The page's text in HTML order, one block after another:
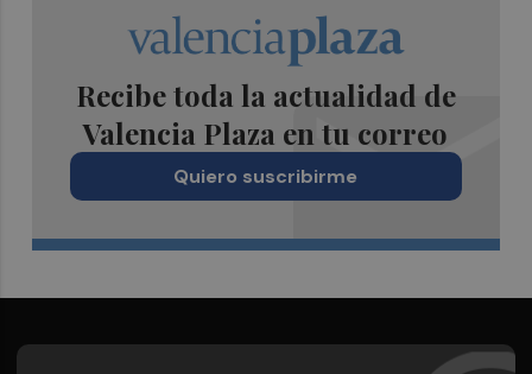
Recibe toda la actualidad de
Valencia Plaza en tu correo
Quiero suscribirme